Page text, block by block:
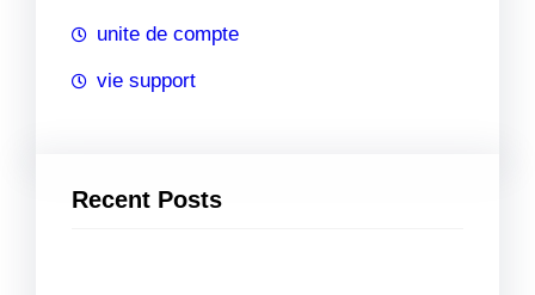
unite de compte
vie support
Recent Posts